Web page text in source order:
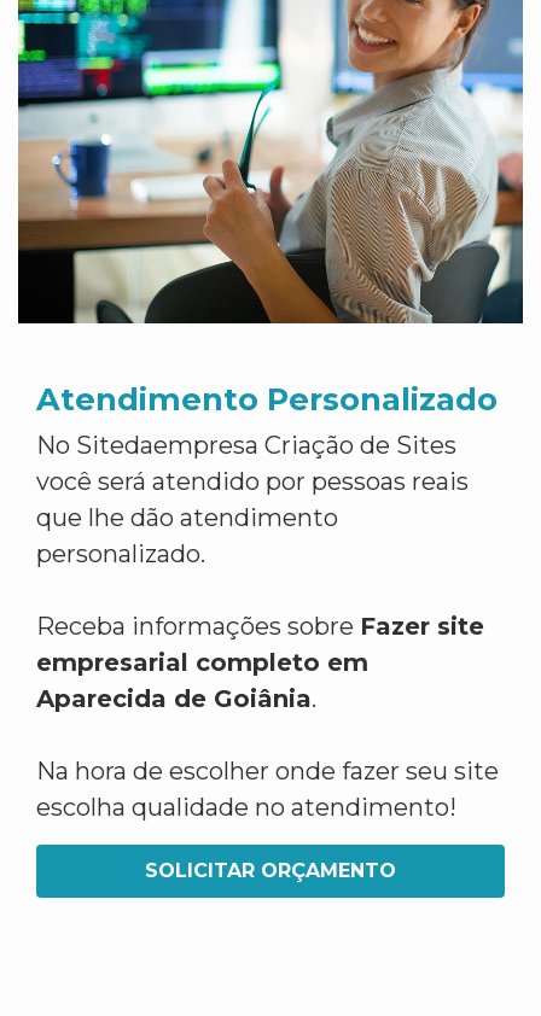
Atendimento Personalizado
No Sitedaempresa Criação de Sites
você será atendido por pessoas reais
que lhe dão atendimento
personalizado.
Receba informações sobre Fazer site
empresarial completo em
Aparecida de Goiânia.
Na hora de escolher onde fazer seu site
escolha qualidade no atendimento!
SOLICITAR ORÇAMENTO